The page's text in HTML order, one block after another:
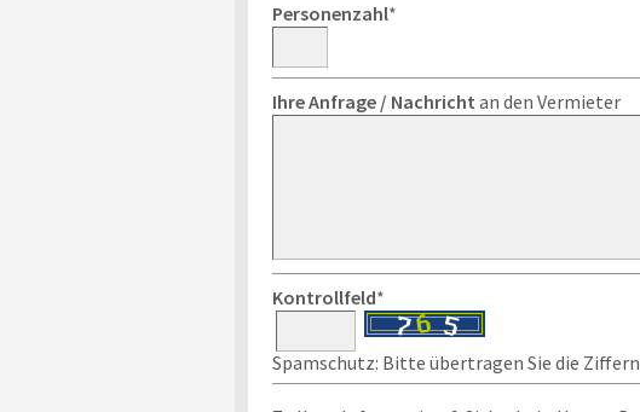
Personenzahl*
Ihre Anfrage / Nachricht an den Vermieter
Kontrollfeld*
Spamschutz: Bitte übertragen Sie die